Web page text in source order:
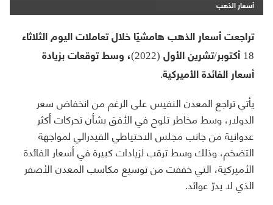
أسعار الذهب
تراجعت أسعار الذهب هامشيًا خلال تعاملات اليوم الثلاثاء
18 أكتوبر/تشرين الأول (2022)، وسط توقعات بزيادة
أسعار الفائدة الأميركية.
يأتي تراجع المعدن النفيس على الرغم من انخفاض سعر
الدولار، وسط مخاطر تلوح في الأفق بشأن تحركات أكثر
عدوانية من جانب مجلس الاحتياطي الفيدرالي لمواجهة
التضخم، وذلك وسط ترقب لزيادات كبيرة في أسعار الفائدة
الأميركية، التي خففت من توسيع مكاسب المعدن الأصفر
الذي لا يدرّ عوائد.